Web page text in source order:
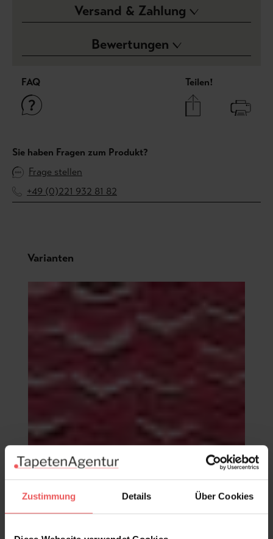
Zustimmung Details Über Cookies
Versand & Zahlung
Bewertungen
FAQ Teilen!
Sie haben Fragen zum Produkt?
Frage stellen
+49 (0)221 932 81 82
Produktgalerie überspringen
Varianten